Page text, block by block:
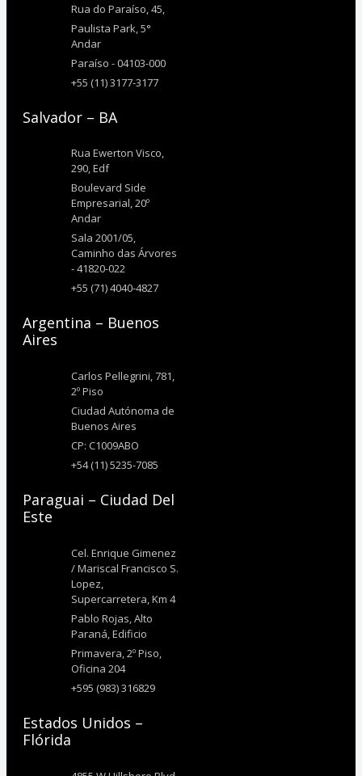
Rua do Paraíso, 45,
Paulista Park, 5°
Andar
Paraíso - 04103-000
+55 (11) 3177-3177
Salvador – BA
Rua Ewerton Visco,
290, Edf
Boulevard Side
Empresarial, 20º
Andar
Sala 2001/05,
Caminho das Árvores
- 41820-022
+55 (71) 4040-4827
Argentina – Buenos
Aires
Carlos Pellegrini, 781,
2º Piso
Ciudad Autónoma de
Buenos Aires
CP: C1009ABO
+54 (11) 5235-7085
Paraguai – Ciudad Del
Este
Cel. Enrique Gimenez
/ Mariscal Francisco S.
Lopez,
Supercarretera, Km 4
Pablo Rojas, Alto
Paraná, Edificio
Primavera, 2º Piso,
Oficina 204
+595 (983) 316829
Estados Unidos –
Flórida